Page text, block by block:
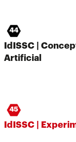
44
IdISSC |
Artificial
45
IdISSC |